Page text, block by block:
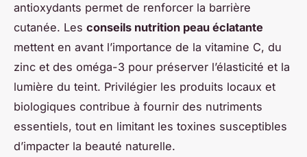
antioxydants permet de renforcer la barrière
cutanée. Les conseils nutrition peau éclatante
mettent en avant l’importance de la vitamine C, du
zinc et des oméga-3 pour préserver l’élasticité et la
lumière du teint. Privilégier les produits locaux et
biologiques contribue à fournir des nutriments
essentiels, tout en limitant les toxines susceptibles
d’impacter la beauté naturelle.